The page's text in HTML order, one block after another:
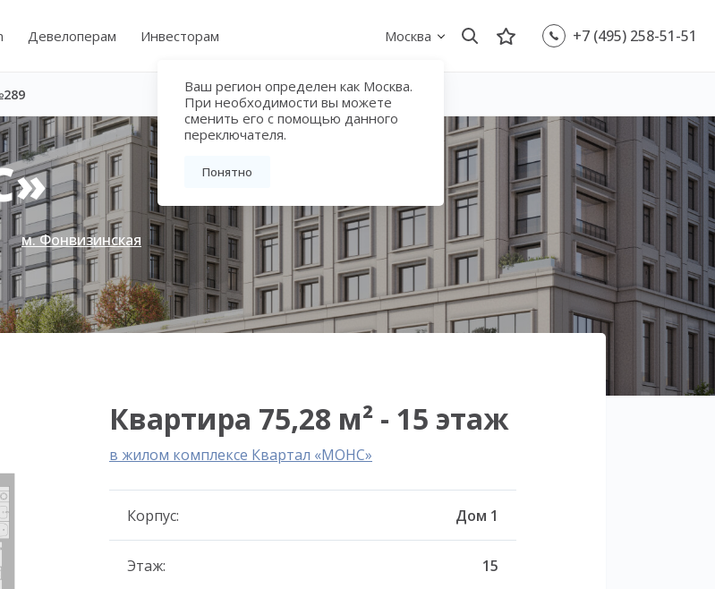
Девелоперам Инвесторам Москва
Ваш регион определен как Москва.
При необходимости вы можете
сменить его с помощью данного
переключателя.
Понятно
+7 (495) 258-51-51
м. Фонвизинская
Квартира 75,28 м² - 15 этаж
в жилом комплексе Квартал «МОНС»
Корпус: Дом 1
Этаж: 15